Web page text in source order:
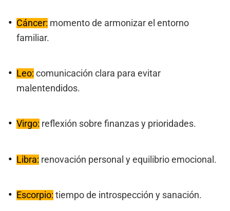
Cáncer: momento de armonizar el entorno
familiar.
Leo: comunicación clara para evitar
malentendidos.
Virgo: reflexión sobre finanzas y prioridades.
Libra: renovación personal y equilibrio emocional.
Escorpio: tiempo de introspección y sanación.